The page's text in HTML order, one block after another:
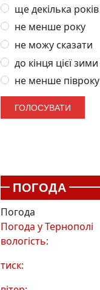
ще декілька років
не менше року
не можу сказати
до кінця цієї зими
не менше півроку
ПОГОДА
Погода
Погода уТернополі
вологість:
тиск: